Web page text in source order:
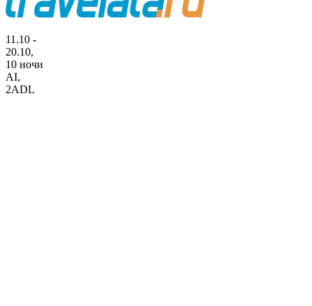
11.10 -
20.10,
10 ночи
AI,
2ADL